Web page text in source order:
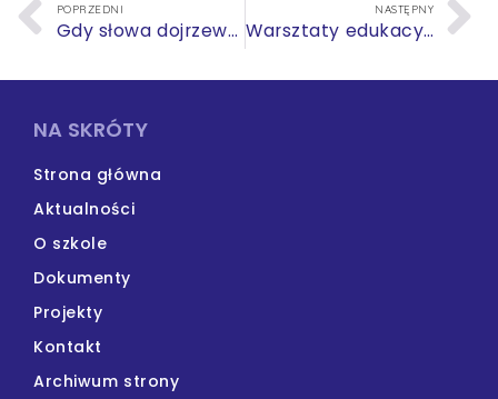
POPRZEDNI
Gdy słowa dojrzewają
NASTĘPNY
Warsztaty edukacyjne z Instytutem Pamięci Narodowej
NA SKRÓTY
Strona główna
Aktualności
O szkole
Dokumenty
Projekty
Kontakt
Archiwum strony